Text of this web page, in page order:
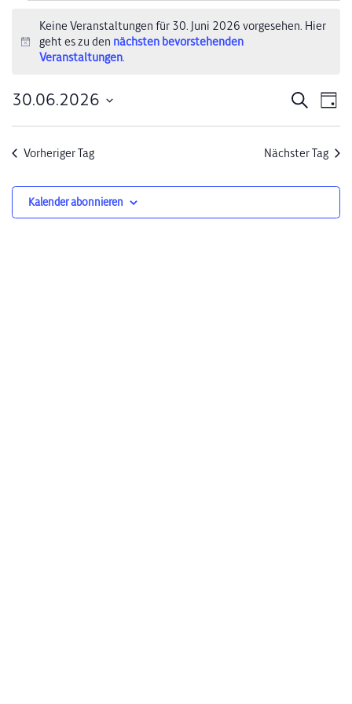
Veranstaltungen
für
2026
Hinweis
Keine Veranstaltungen für 30. Juni 2026 vorgesehen. Hier
geht es zu den nächsten bevorstehenden
Veranstaltungen.
Suche
und
Suche
Tag
30.06.2026
Vorheriger Tag
Nächster Tag
Kalender abonnieren